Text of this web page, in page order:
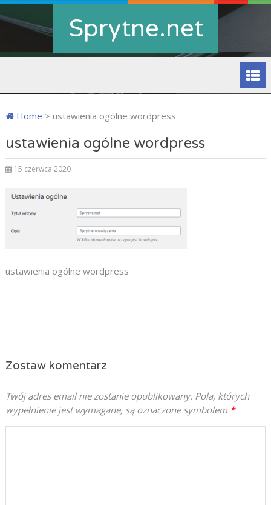
Sprytne.net
Home > ustawienia ogólne wordpress
ustawienia ogólne wordpress
15 czerwca 2020
ustawienia ogólne wordpress
Zostaw komentarz
Twój adres email nie zostanie opublikowany. Pola, których
wypełnienie jest wymagane, są oznaczone symbolem *